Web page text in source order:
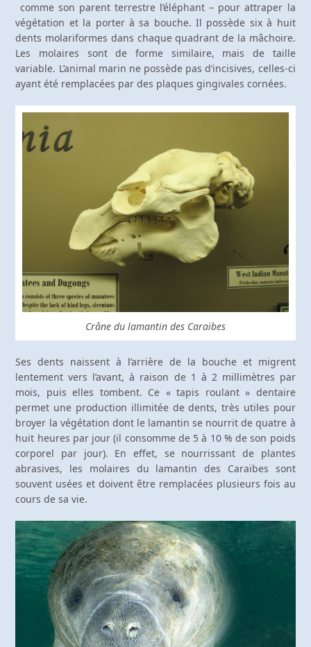
comme son parent terrestre l’éléphant – pour attraper la
végétation et la porter à sa bouche. Il possède six à huit
dents molariformes dans chaque quadrant de la mâchoire.
Les molaires sont de forme similaire, mais de taille
variable. L’animal marin ne possède pas d’incisives, celles-ci
ayant été remplacées par des plaques gingivales cornées.
Crâne du lamantin des Caraïbes
Ses dents naissent à l’arrière de la bouche et migrent
lentement vers l’avant, à raison de 1 à 2 millimètres par
mois, puis elles tombent. Ce « tapis roulant » dentaire
permet une production illimitée de dents, très utiles pour
broyer la végétation dont le lamantin se nourrit de quatre à
huit heures par jour (il consomme de 5 à 10 % de son poids
corporel par jour). En effet, se nourrissant de plantes
abrasives, les molaires du lamantin des Caraïbes sont
souvent usées et doivent être remplacées plusieurs fois au
cours de sa vie.